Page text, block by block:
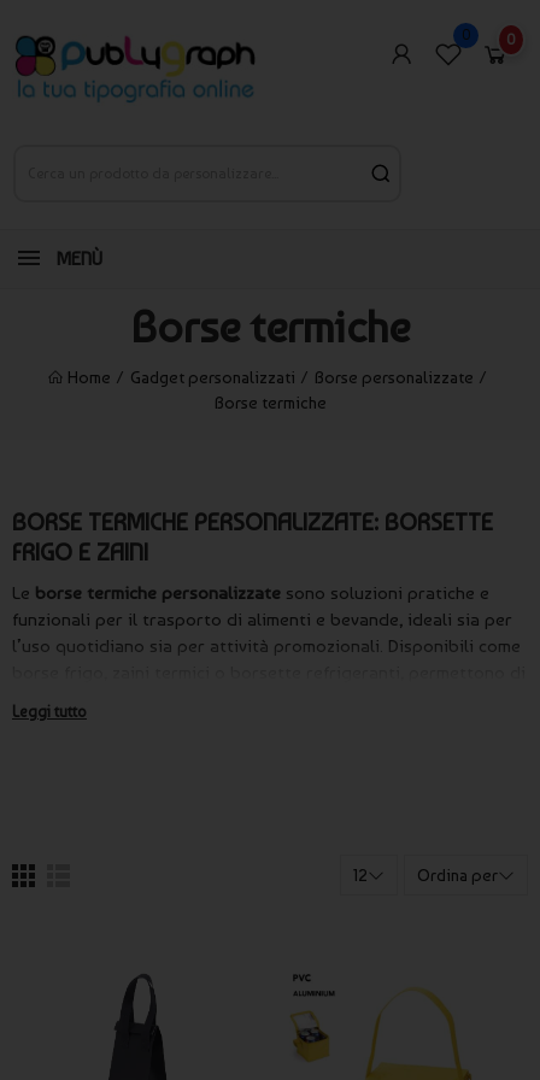
0 0
MENÙ
Borse termiche
Home Gadget personalizzati
Borse personalizzate
Borse termiche
BORSE TERMICHE PERSONALIZZATE: BORSETTE
FRIGO E ZAINI
Le borse termiche personalizzate sono soluzioni pratiche e
funzionali per il trasporto di alimenti e bevande, ideali sia per
l’uso quotidiano sia per attività promozionali. Disponibili come
viaggi ed eventi all’aperto.
Su Publygraph puoi scegliere tra diversi modelli di
personalizzata con logo o nome aziendale, diventa un efficace
strumento di comunicazione.
borse termiche promozionali
sono particolarmente indicate
per bar, ristoranti, aziende e attività commerciali che
Leggi tutto
12 Ordina per